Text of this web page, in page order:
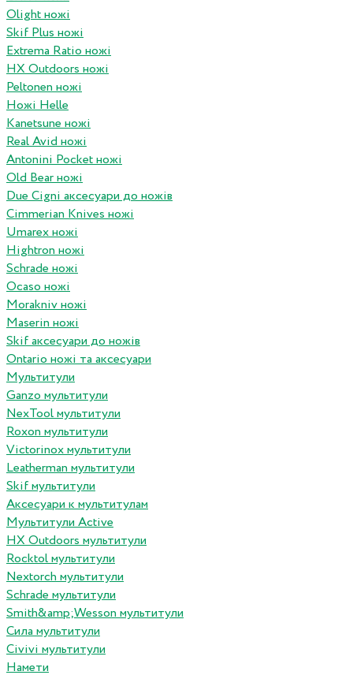
Olight ножі
Skif Plus ножі
Extrema Ratio ножі
HX Outdoors ножі
Peltonen ножі
Ножі Helle
Kanetsune ножі
Real Avid ножі
Antonini Pocket ножі
Old Bear ножі
Due Cigni аксесуари до ножів
Cimmerian Knives ножі
Umarex ножі
Hightron ножі
Schrade ножі
Ocaso ножі
Morakniv ножі
Maserin ножі
Skif аксесуари до ножів
Ontario ножі та аксесуари
Мультитули
Ganzo мультитули
NexTool мультитули
Roxon мультитули
Victorinox мультитули
Leatherman мультитули
Skif мультитули
Аксесуари к мультитулам
Мультитули Active
HX Outdoors мультитули
Rocktol мультитули
Nextorch мультитули
Schrade мультитули
Smith&amp;Wesson мультитули
Сила мультитули
Civivi мультитули
Намети